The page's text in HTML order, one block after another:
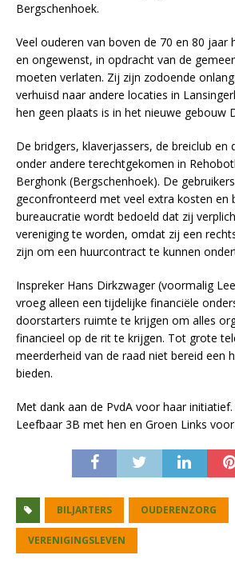
Bergschenhoek.
Veel ouderen van boven de 70 en 80 jaar
en ongewenst, in opdracht van de
moeten verlaten. Zij zijn zodoende
verhuisd naar andere locaties in
hen geen plaats is in het nieuwe gebouw
De bridgers, klaverjassers, de breiclub en
onder andere terechtgekomen in
Berghonk (Bergschenhoek). De
geconfronteerd met veel extra kosten en
bureaucratie wordt bedoeld dat zij
vereniging te worden, omdat zij een
zijn om een huurcontract te kunnen
Inspreker Hans Dirkzwager (voormalig
vroeg alleen een tijdelijke financiële
doorstarters ruimte te krijgen om alles
financieel op de rit te krijgen. Tot grote
meerderheid van de raad niet bereid een
bieden.
Met dank aan de PvdA voor haar
Leefbaar 3B met hen en Groen Links
BILJARTERS OUDERENZORG
VERENIGINGSLEVEN